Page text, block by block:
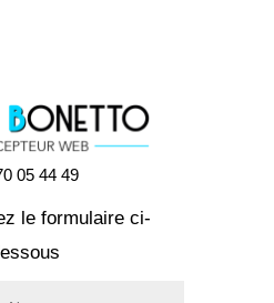
05 44 49
le formulaire ci-